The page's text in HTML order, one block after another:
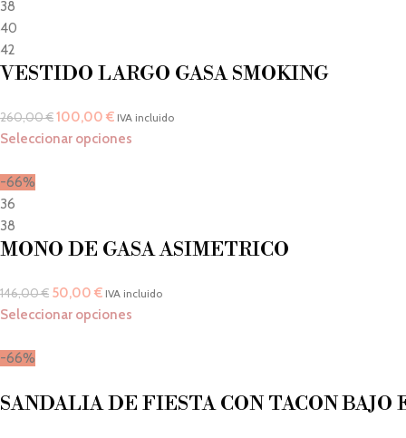
38
40
42
VESTIDO LARGO GASA SMOKING
260,00€100,00 € IVA incluido
Seleccionar opciones
-66%
36
38
MONO DE GASA ASIMETRICO
146,00€ 50,00 € IVA incluido
Seleccionar opciones
-66%
SANDALIA DE FIESTA CON TACON BAJO